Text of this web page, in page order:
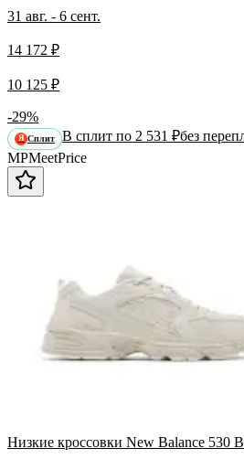
31 авг. - 6 сент.
14 172 ₽
10 125 ₽
-29%
Я Сплит В сплит по 2 531 ₽без
MPMeetPrice
Низкие кроссовки New Balance 530